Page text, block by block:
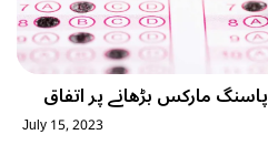
مارکس بڑھانے پر اتفاق
July 15, 2023